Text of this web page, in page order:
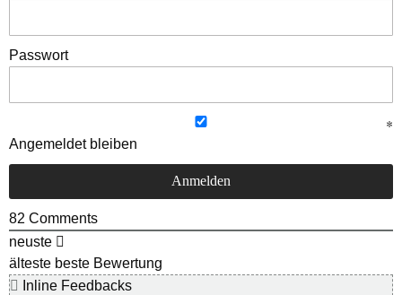
Passwort
Angemeldet bleiben
82 Comments
neuste
älteste beste Bewertung
Inline Feedbacks